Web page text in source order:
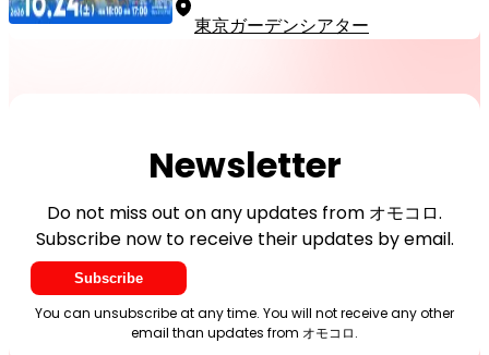
東京ガーデンシアター
Newsletter
Do not miss out on any updates from オモコロ.
Subscribe now to receive their updates by email.
Subscribe
You can unsubscribe at any time. You will not receive any other
email than updates from オモコロ.